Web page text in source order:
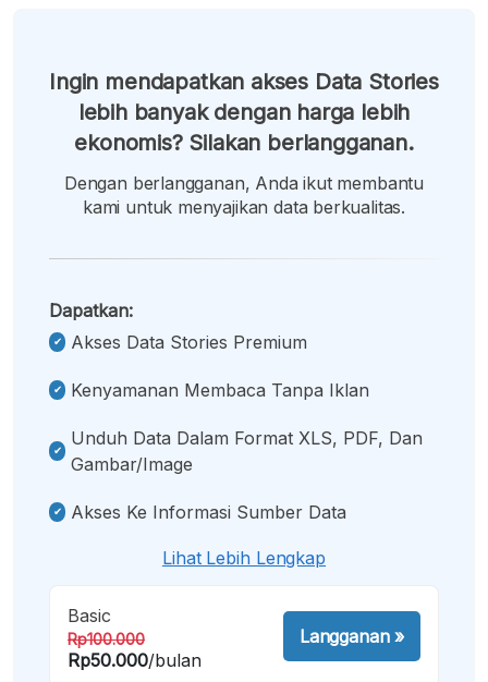
Ingin mendapatkan akses Data Stories
lebih banyak dengan harga lebih
ekonomis? Silakan berlangganan.
Dengan berlangganan, Anda ikut membantu
kami untuk menyajikan data berkualitas.
Dapatkan:
Akses Data Stories Premium
Kenyamanan Membaca Tanpa Iklan
Unduh Data Dalam Format XLS, PDF, Dan
Gambar/image
Akses Ke Informasi Sumber Data
Lihat Lebih Lengkap
Basic
Rp100.000
Rp50.000/bulan
Langganan»